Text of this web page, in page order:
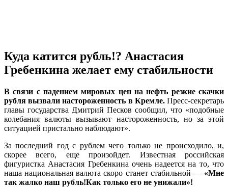
Куда катится рубль!? Анастасия
Гребенкина желает ему стабильности
В связи с падением мировых цен на нефть резкие скачки
рубля вызвали настороженность в Кремле.Пресс-секретарь
главы государства Дмитрий Песков сообщил, что «подобные
колебания валюты вызывают настороженность, но за этой
ситуацией пристально наблюдают».
За последний год с рублем чего только не происходило, и,
скорее всего, еще произойдет. Известная российская
фигуристка Анастасия Гребенкина очень надеется на то, что
наша национальная валюта скоро станет стабильной — «Мне
так жалко наш рубль!Как только его не унижали»!